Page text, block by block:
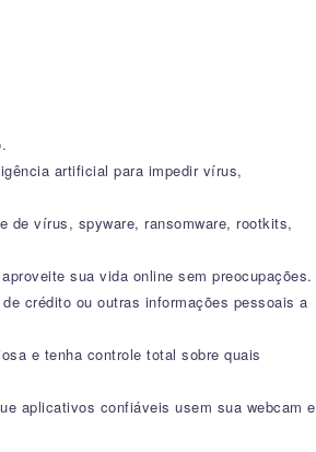
artificial para impedir vírus,
de vírus, spyware, ransomware, rootkits,
sua vida online sem preocupações.
crédito ou outras informações pessoais a
e tenha controle total sobre quais
aplicativos confiáveis usem sua webcam e